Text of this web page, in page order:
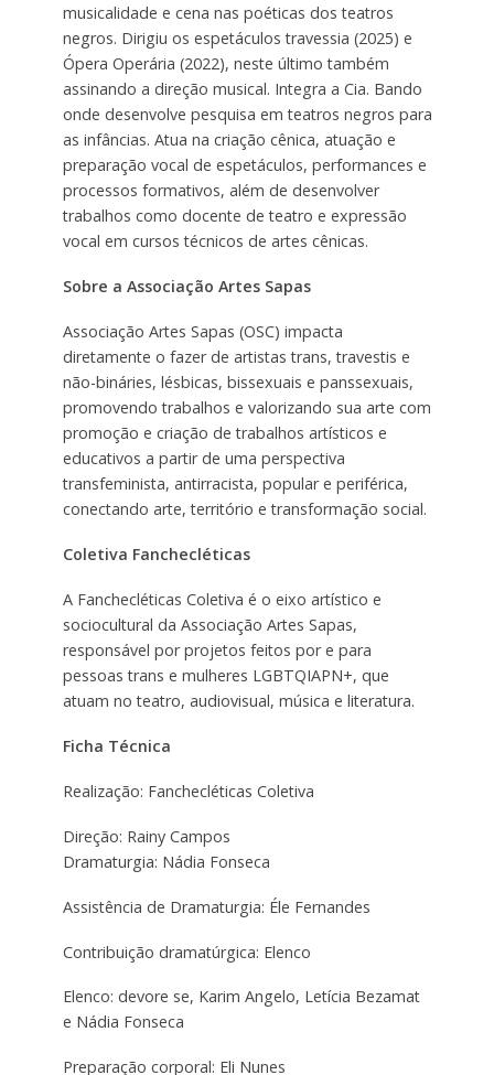
musicalidade e cena nas poéticas dos teatros
negros. Dirigiu os espetáculos travessia (2025) e
Ópera Operária (2022), neste último também
assinando a direção musical. Integra a Cia. Bando
onde desenvolve pesquisa em teatros negros para
as infâncias. Atua na criação cênica, atuação e
preparação vocal de espetáculos, performances e
processos formativos, além de desenvolver
trabalhos como docente de teatro e expressão
vocal em cursos técnicos de artes cênicas.
Sobre a Associação Artes Sapas
Associação Artes Sapas (OSC) impacta
diretamente o fazer de artistas trans, travestis e
não-bináries, lésbicas, bissexuais e panssexuais,
promovendo trabalhos e valorizando sua arte com
promoção e criação de trabalhos artísticos e
educativos a partir de uma perspectiva
transfeminista, antirracista, popular e periférica,
conectando arte, território e transformação social.
Coletiva Fanchecléticas
A Fanchecléticas Coletiva é o eixo artístico e
sociocultural da Associação Artes Sapas,
responsável por projetos feitos por e para
pessoas trans e mulheres LGBTQIAPN+, que
atuam no teatro, audiovisual, música e literatura.
Ficha Técnica
Realização: Fanchecléticas Coletiva
Direção: Rainy Campos
Dramaturgia: Nádia Fonseca
Assistência de Dramaturgia: Éle Fernandes
Contribuição dramatúrgica: Elenco
Elenco: devore se, Karim Angelo, Letícia Bezamat
e Nádia Fonseca
Preparação corporal: Eli Nunes